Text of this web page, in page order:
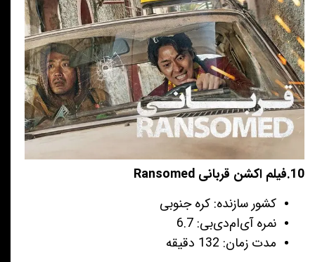
10.فیلم اکشن قربانی Ransomed
کشور سازنده: کره جنوبی
نمره آی‌ام‌دی‌بی: 6.7
مدت زمان: 132 دقیقه